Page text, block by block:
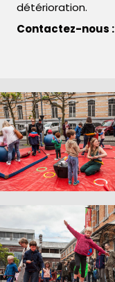
détérioration.
Contactez-nous :